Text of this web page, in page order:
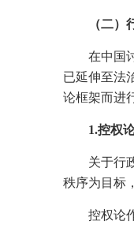
（二
在中国
已延伸至法
论框架而进
1.控权
关于行
秩序为目标
控权论